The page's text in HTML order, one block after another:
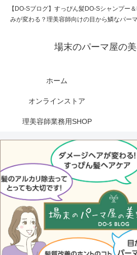
【DO-Sブログ】すっぴん髪DO-Sシャンプー
みが変わる？理美容師向けの目から鱗なパー
場末のパーマ屋の
ホーム
オンラインストア
理美容師業務用SHOP